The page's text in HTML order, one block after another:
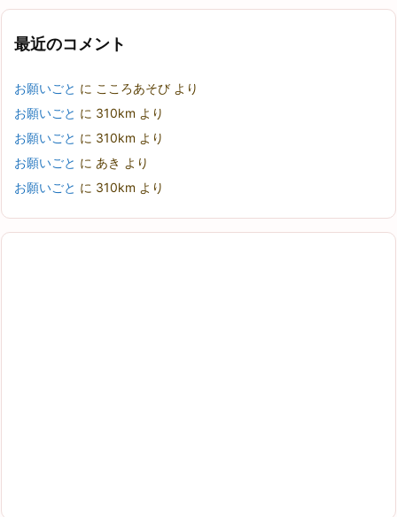
最近のコメント
お願いごと に こころあそび より
お願いごと に 310km より
お願いごと に 310km より
お願いごと に あき より
お願いごと に 310km より